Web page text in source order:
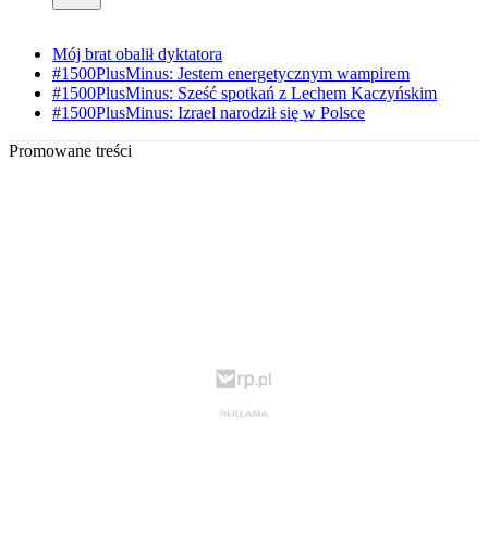
Mój brat obalił dyktatora
#1500PlusMinus: Jestem energetycznym wampirem
#1500PlusMinus: Sześć spotkań z Lechem Kaczyńskim
#1500PlusMinus: Izrael narodził się w Polsce
Promowane treści